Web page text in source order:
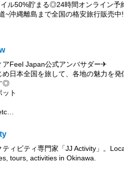
ル50%貯まる◎24時間オンライン予
~沖縄離島まで全国の格安旅行販売中
アFeel Japan公式アンバサダー✈︎
め日本全国を旅して、各地の魅力を発
◎
ット
ティビティ専門家「JJ Activity」。
tours, activities in Okinawa.